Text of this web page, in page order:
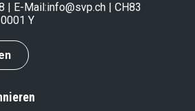
| E-Mail:info@svp.ch | CH83
Y